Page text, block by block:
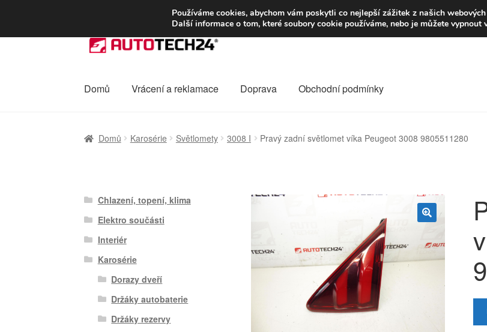
DOPRAVA od 139,-Kč
Přeskočit
na
Přejít
webu
Domů Vrácení a reklamace Doprava Obchodní podmínky
Domů Karosérie Světlomety 3008 I Pravý zadní světlomet víka Peugeot 3008 9805511280
Chlazení, topení, klima
Elektro součásti
Interiér
Karosérie
Dorazy dveří
Držáky autobaterie
Držáky rezervy
Používáme cookies, abychom vám poskytli co nejlepší zážitek z našich
Další informace o tom, které soubory cookie používáme, nebo je můžete vypnout